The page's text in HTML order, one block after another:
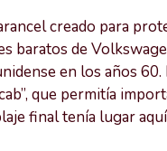
creado para
baratos de
en los años
que permitía
final tenía lugar